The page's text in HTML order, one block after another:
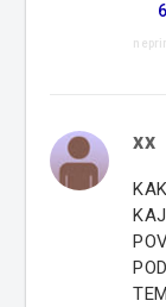
6
xx